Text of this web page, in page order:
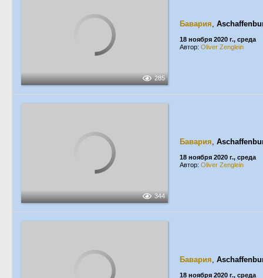
285
Бавария,
18 ноября 2020 г., среда
Автор: Oliver Zenglein
344
Бавария,
18 ноября 2020 г., среда
Автор: Oliver Zenglein
Бавария,
18 ноября 2020 г., среда